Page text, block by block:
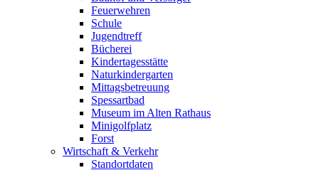
Feuerwehren
Schule
Jugendtreff
Bücherei
Kindertagesstätte
Naturkindergarten
Mittagsbetreuung
Spessartbad
Museum im Alten Rathaus
Minigolfplatz
Forst
Wirtschaft & Verkehr
Standortdaten